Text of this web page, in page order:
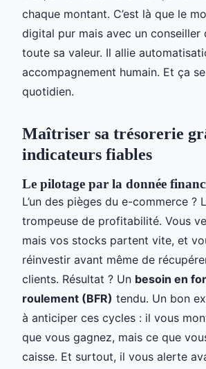
chaque montant. C’est là que le
digital pur mais avec un conseiller
toute sa valeur. Il allie
accompagnement humain. Et ça
quotidien.
Maîtriser sa trésorerie
indicateurs fiables
Le pilotage par la donnée
L’un des pièges du e-commerce ?
trompeuse de profitabilité. Vous
mais vos stocks partent vite, et
réinvestir avant même de
clients. Résultat ? Un besoin en
roulement (BFR) tendu. Un bon
à anticiper ces cycles : il vous
que vous gagnez, mais ce que
caisse. Et surtout, il vous alerte